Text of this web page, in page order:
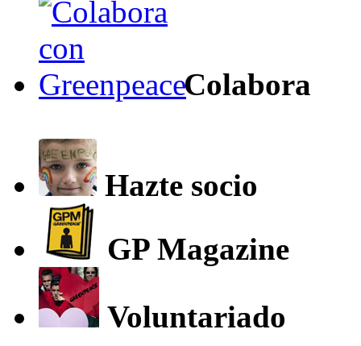
Colabora
Hazte socio
GP Magazine
Voluntariado